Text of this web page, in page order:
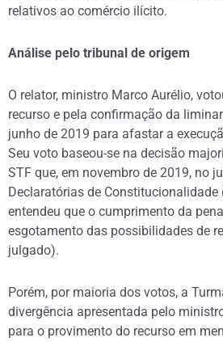
relativos ao comércio ilícito.
Análise pelo tribunal de origem
O relator, ministro Marco Aurélio,
recurso e pela confirmação da
junho de 2019 para afastar a
Seu voto baseou-se na decisão
STF que, em novembro de 2019, no
Declaratórias de Constitucionalidade
entendeu que o cumprimento da
esgotamento das possibilidades de
julgado).
Porém, por maioria dos votos, a
divergência apresentada pelo
para o provimento do recurso em